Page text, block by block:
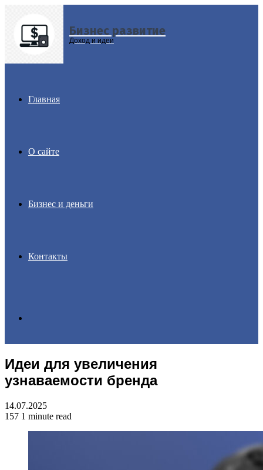
Menu Бизнес развитие
Доход и идеи
Главная
О сайте
Бизнес и деньги
Контакты
for
Идеи для увеличения
узнаваемости бренда
14.07.2025
157 1 minute read